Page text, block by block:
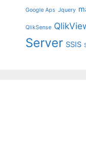
Google Aps Jquery
QlikSense
Server SSIS